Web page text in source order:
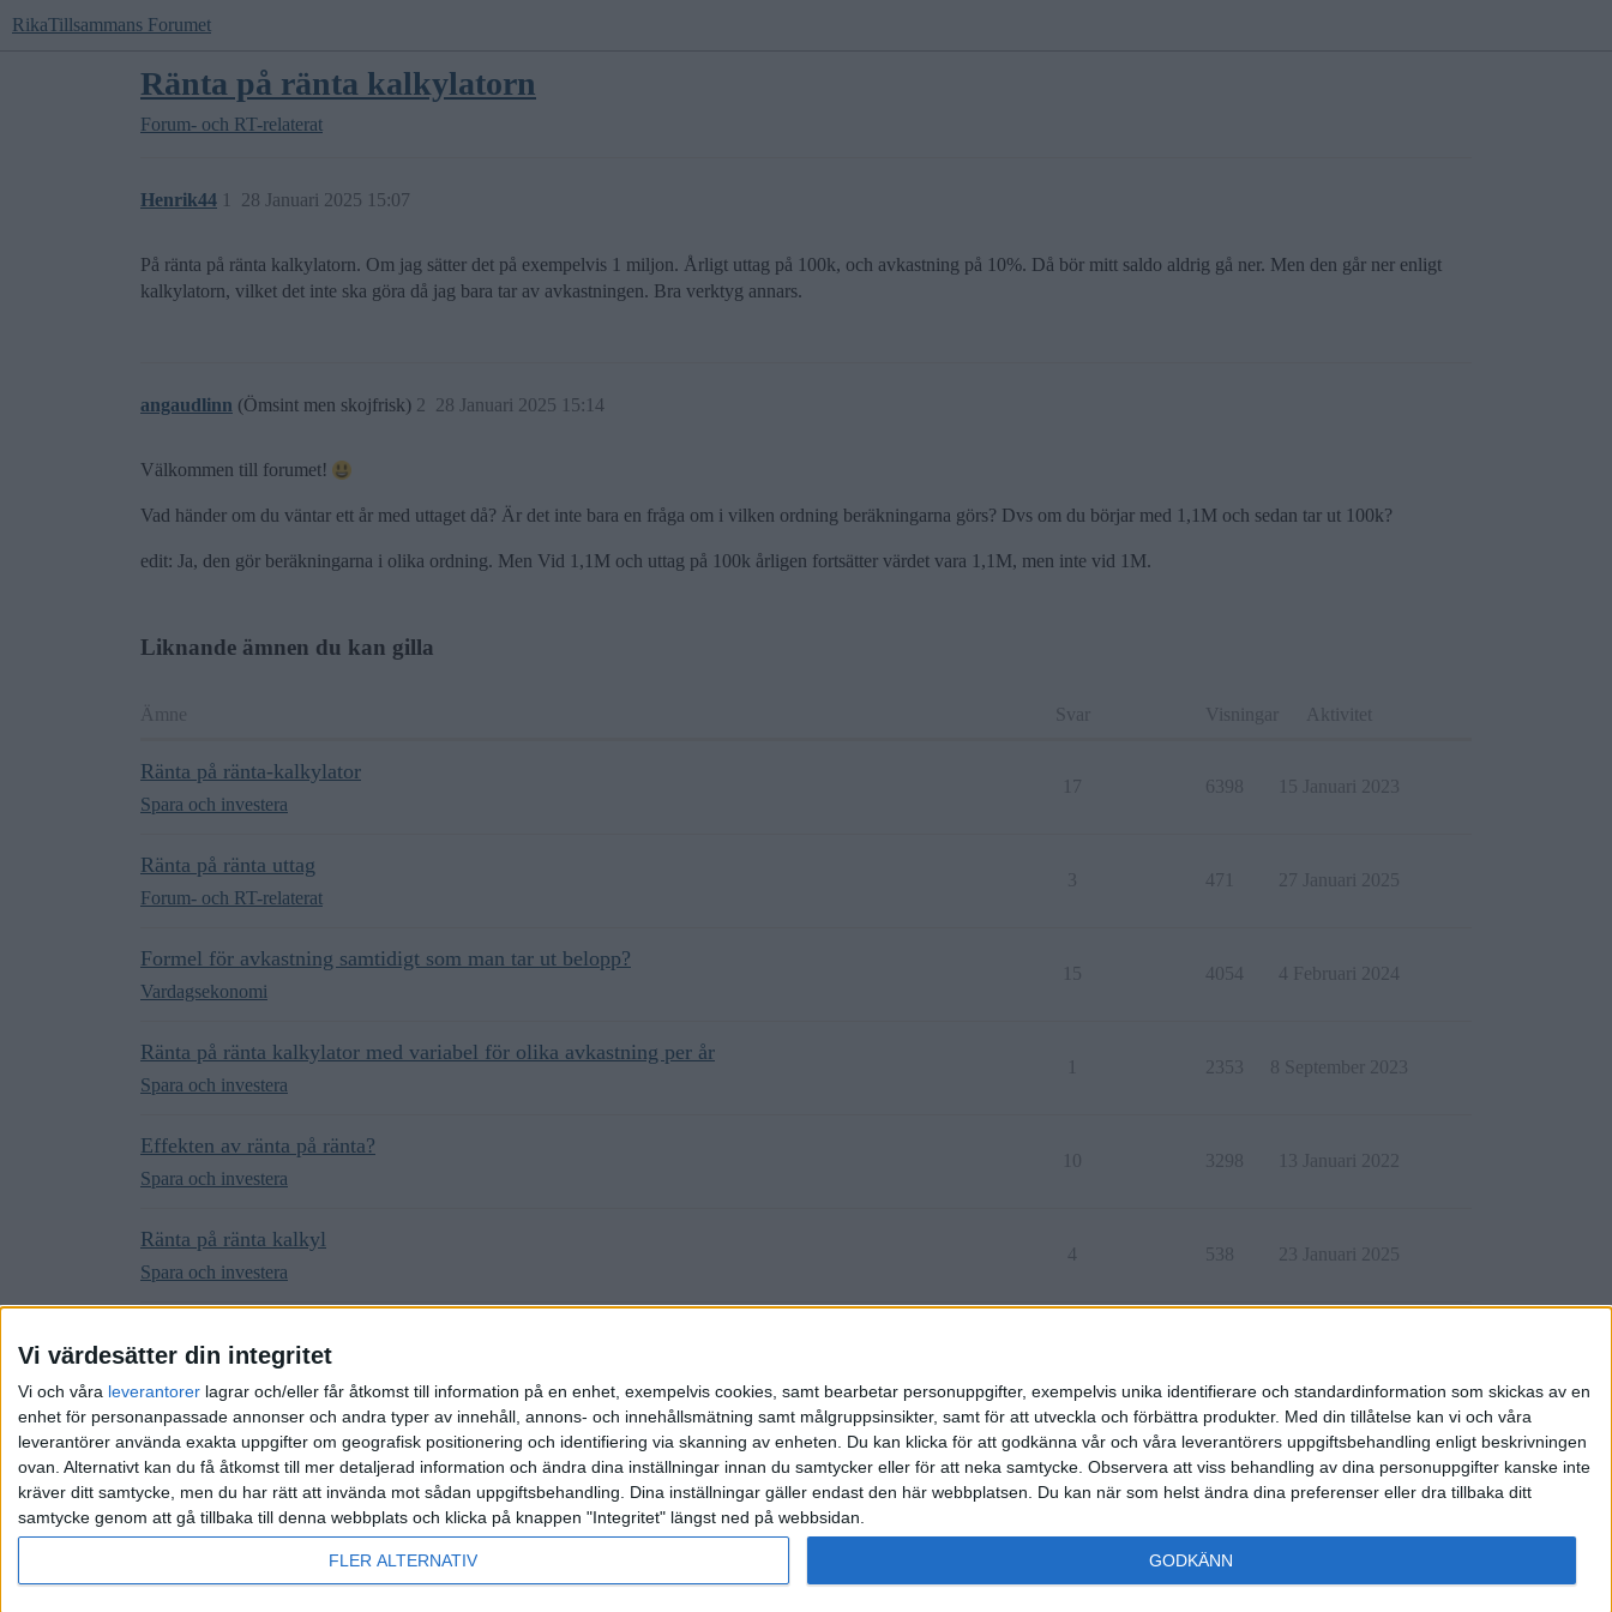
Vi värdesätter din integritet
Vi och våra leverantorer lagrar och/eller får åtkomst till information på en enhet, exempelvis cookies, samt bearbetar personuppgifter, exempelvis unika identifierare och standardinformation som skickas av en
enhet för personanpassade annonser och andra typer av innehåll, annons- och innehållsmätning samt målgruppsinsikter, samt för att utveckla och förbättra produkter. Med din tillåtelse kan vi och våra
leverantörer använda exakta uppgifter om geografisk positionering och identifiering via skanning av enheten. Du kan klicka för att godkänna vår och våra leverantörers uppgiftsbehandling enligt beskrivningen
ovan. Alternativt kan du få åtkomst till mer detaljerad information och ändra dina inställningar innan du samtycker eller för att neka samtycke. Observera att viss behandling av dina personuppgifter kanske inte
kräver ditt samtycke, men du har rätt att invända mot sådan uppgiftsbehandling. Dina inställningar gäller endast den här webbplatsen. Du kan när som helst ändra dina preferenser eller dra tillbaka ditt
samtycke genom att gå tillbaka till denna webbplats och klicka på knappen "Integritet" längst ned på webbsidan.
FLER ALTERNATIV GODKÄNN
RikaTillsammans Forumet
Ränta på ränta kalkylatorn
Forum- och RT-relaterat
Henrik44 28 Januari 2025 15:07
1
På ränta på ränta kalkylatorn. Om jag sätter det på exempelvis 1 miljon. Årligt uttag på 100k, och avkastning på 10%. Då bör mitt saldo aldrig gå ner. Men den går ner enligt
kalkylatorn, vilket det inte ska göra då jag bara tar av avkastningen. Bra verktyg annars.
angaudlinn (Ömsint men skojfrisk) 28 Januari 2025 15:14
2
Välkommen till forumet!
Vad händer om du väntar ett år med uttaget då? Är det inte bara en fråga om i vilken ordning beräkningarna görs? Dvs om du börjar med 1,1M och sedan tar ut 100k?
edit: Ja, den gör beräkningarna i olika ordning. Men Vid 1,1M och uttag på 100k årligen fortsätter värdet vara 1,1M, men inte vid 1M.
Liknande ämnen du kan gilla
Ämne Svar Visningar Aktivitet
Ränta på ränta-kalkylator
Spara och investera
17 6398 15 Januari 2023
Ränta på ränta uttag
Forum- och RT-relaterat
3 471 27 Januari 2025
Formel för avkastning samtidigt som man tar ut belopp?
Vardagsekonomi
15 4054 4 Februari 2024
Ränta på ränta kalkylator med variabel för olika avkastning per år
Spara och investera
2353 8 September 2023
Effekten av ränta på ränta?
Spara och investera
10 3298 13 Januari 2022
Ränta på ränta kalkyl
Spara och investera
4 538 23 Januari 2025
Forum- och RT-relaterat
Hem Kategorier Riktlinjer Villkor Integritetspolicy
Drivs avDiscourse, visas bäst med JavaScript aktiverat